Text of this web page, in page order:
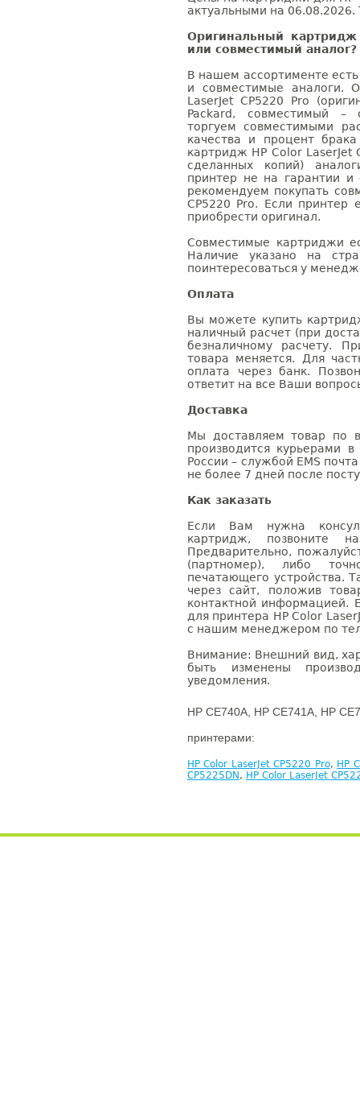
актуальными на 06.08.2026.
Оригинальный
или совместимый аналог?
В нашем ассортименте
и совместимые аналоги.
LaserJet CP5220 Pro
Packard, совместимый –
торгуем совместимыми
качества и процент
картридж HP Color LaserJet
сделанных копий)
принтер не на гарантии
рекомендуем покупать
CP5220 Pro. Если
приобрести оригинал.
Совместимые картриджи
Наличие указано на
поинтересоваться у
Оплата
Вы можете купить
наличный расчет (при
безналичному расчету.
товара меняется. Для
оплата через банк.
ответит на все Ваши
Доставка
Мы доставляем товар по
производится курьерами
России – службой EMS
не более 7 дней после
Как заказать
Если Вам нужна
картридж, позвоните
Предварительно,
(партномер), либо
печатающего устройства.
через сайт, положив
контактной информацией.
для принтера HP Color
с нашим менеджером по
Внимание: Внешний вид,
быть изменены
уведомления.
HP CE740A, HP CE741A, HP
принтерами:
HP Color LaserJet CP5220 Pro, HP
CP5225DN , HP Color LaserJet